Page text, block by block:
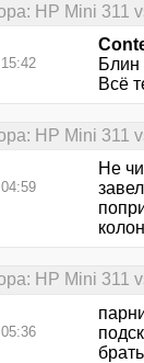
HP Mini 311
Блин
Всё
HP Mini 311
Не
HP Mini 311